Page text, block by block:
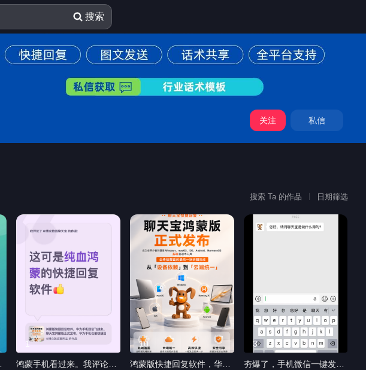
搜索
私信
关注
搜索 Ta 的作品 日期筛选
1
鸿蒙手机看过来。我评论了
10
鸿蒙版快捷回复软件，华为
3
夯爆了，手机微信一键发送